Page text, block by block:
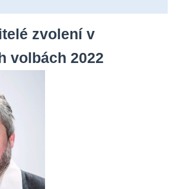
zvolení v
volbách 2022